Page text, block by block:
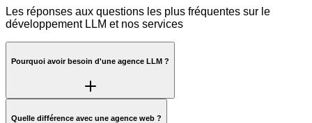
Les réponses aux questions les plus fréquentes sur le
développement LLM et nos services
Pourquoi avoir besoin d'une agence LLM ?
Quelle différence avec une agence web ?